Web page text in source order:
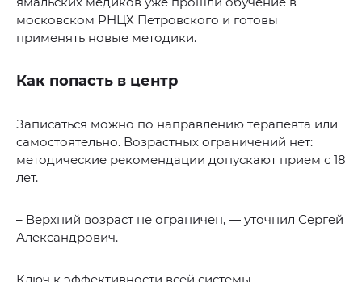
московском РНЦХ Петровского и готовы
применять новые методики.
Как попасть в центр
Записаться можно по направлению терапевта или
самостоятельно. Возрастных ограничений нет:
методические рекомендации допускают прием с 18
лет.
– Верхний возраст не ограничен, — уточнил Сергей
Александрович.